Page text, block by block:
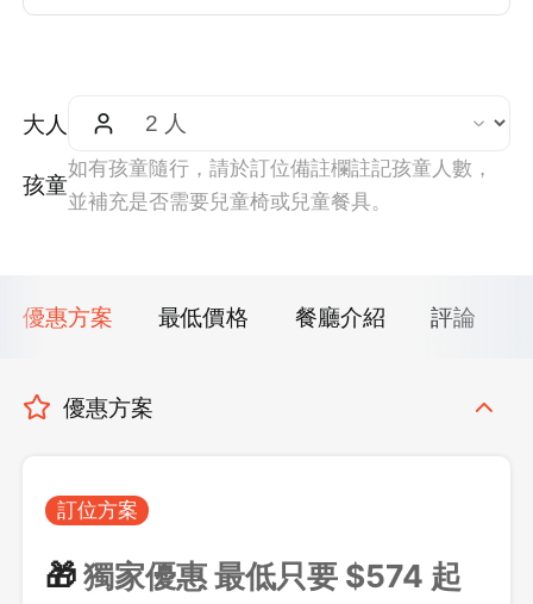
大人
孩童
如有孩童隨行，請於訂位備註欄註記孩童人數，
並補充是否需要兒童椅或兒童餐具。
優惠方案 最低價格 餐廳介紹 評論
優惠方案
訂位方案
🎁獨家優惠 最低只要 $574 起